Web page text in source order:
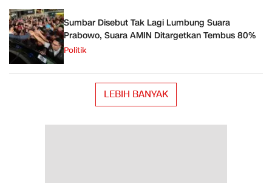
Sumbar Disebut Tak Lagi Lumbung Suara
Prabowo, Suara AMIN Ditargetkan Tembus 80%
Politik
LEBIH BANYAK